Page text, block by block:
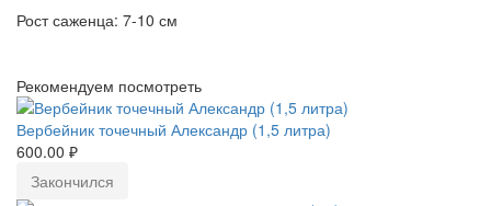
Рост саженца: 7-10 см
Рекомендуем посмотреть
Вербейник точечный Александр (1,5 литра)
600.00 ₽
Закончился